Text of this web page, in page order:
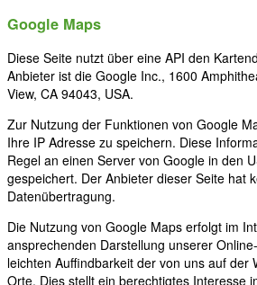
Google Maps
Diese Seite nutzt über eine API den
Anbieter ist die Google Inc., 1600
View, CA 94043, USA.
Zur Nutzung der Funktionen von Google
Ihre IP Adresse zu speichern. Diese
Regel an einen Server von Google in den
gespeichert. Der Anbieter dieser Seite hat
Datenübertragung.
Die Nutzung von Google Maps erfolgt im
ansprechenden Darstellung unserer
leichten Auffindbarkeit der von uns auf der
Orte. Dies stellt ein berechtigtes Interesse